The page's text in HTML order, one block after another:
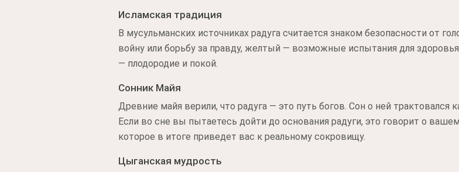
Исламская традиция
В мусульманских источниках радуга считается знаком безопасности от
войну или борьбу за правду, желтый — возможные испытания для
— плодородие и покой.
Сонник Майя
Древние майя верили, что радуга — это путь богов. Сон о ней трактовался
Если во сне вы пытаетесь дойти до основания радуги, это говорит о
которое в итоге приведет вас к реальному сокровищу.
Цыганская мудрость